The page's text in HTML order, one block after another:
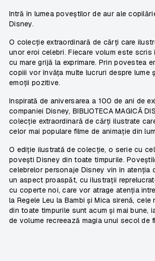
Intră în lumea poveștilor de aur ale
Disney.
O colecție extraordinară de cărți care
unor eroi celebri. Fiecare volum este scris
cu mare grijă la exprimare. Prin povestea
copiii vor învăța multe lucruri despre lume
emoții pozitive.
Inspirată de aniversarea a 100 de ani de
companiei Disney, BIBLIOTECA MAGICĂ
colecție extraordinară de cărți ilustrate
celor mai populare filme de animație din
O ediție ilustrată de colecție, o serie cu
povești Disney din toate timpurile.
celebrelor personaje Disney vin în atenția
un aspect proaspăt, cu ilustrații
cu coperte noi, care vor atrage atenția
la Regele Leu la Bambi și Mica sirenă, cele
din toate timpurile sunt acum și mai bune,
de volume recreează magia unui secol de